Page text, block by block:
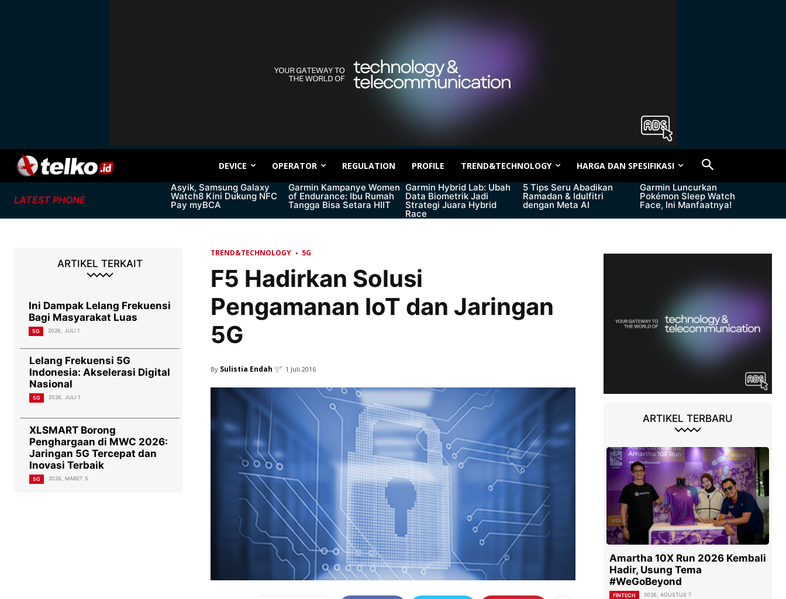
DEVICE OPERATOR REGULATION PROFILE TREND&TECHNOLOGY HARGA DAN SPESIFIKASI
LATEST PHONE
Asyik, Samsung Galaxy
Watch8 Kini Dukung NFC
Pay myBCA
Garmin Kampanye Women
of Endurance: Ibu Rumah
Tangga Bisa Setara HIIT
Garmin Hybrid Lab: Ubah
Data Biometrik Jadi
Strategi Juara Hybrid
Race
5 Tips Seru Abadikan
Ramadan & Idulfitri
dengan Meta AI
Garmin Luncurkan
Pokémon Sleep Watch
Face, Ini Manfaatnya!
ARTIKEL TERKAIT
Ini Dampak Lelang Frekuensi
Bagi Masyarakat Luas
5G 2026, JULI 1
Lelang Frekuensi 5G
Indonesia: Akselerasi Digital
Nasional
5G 2026, JULI 1
XLSMART Borong
Penghargaan di MWC 2026:
Jaringan 5G Tercepat dan
Inovasi Terbaik
5G 2026, MARET 5
TREND&TECHNOLOGY 5G
F5 Hadirkan Solusi
Pengamanan IoT dan Jaringan
5G
By Sulistia Endah 1 Juli 2016
ARTIKEL TERBARU
Amartha 10X Run 2026 Kembali
Hadir, Usung Tema
#WeGoBeyond
FINTECH 2026, AGUSTUS 7